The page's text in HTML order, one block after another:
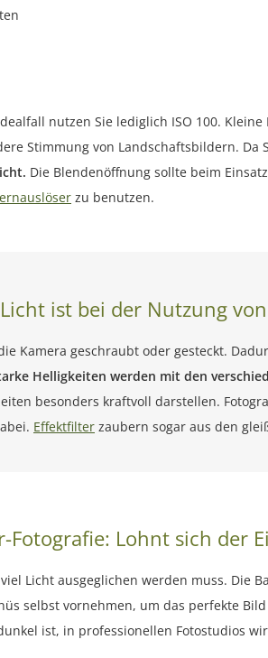
nutzen Sie lediglich ISO 100.
Stimmung von Landschaftsbildern.
Die Blendenöffnung sollte beim
zu benutzen.
ist bei der Nutzung
Kamera geschraubt oder gesteckt.
Helligkeiten werden mit den
besonders kraftvoll darstellen.
Effektfilter zaubern sogar aus den
Fotografie: Lohnt sich der
Licht ausgeglichen werden muss. Die
selbst vornehmen, um das perfekte
ist, in professionellen Fotostudios